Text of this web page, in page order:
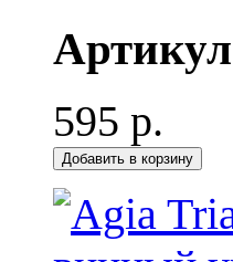
595 р.
Добавить в корзину